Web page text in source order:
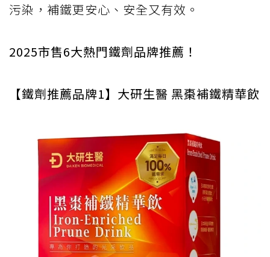
污染，補鐵更安心、安全又有效。
2025市售6大熱門鐵劑品牌推薦！
【鐵劑推薦品牌1】大研生醫 黑棗補鐵精華飲